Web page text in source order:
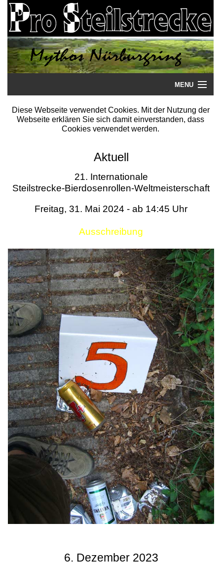
MENU
Startseite
Literatur
Termine
Diese Webseite verwendet Cookies. Mit der Nutzung der
Webseite erklären Sie sich damit einverstanden, dass
Cookies verwendet werden.
Aktuell
21. Internationale
Steilstrecke-Bierdosenrollen-Weltmeisterschaft
Freitag, 31. Mai 2024 - ab 14:45 Uhr
Ausschreibung
6. Dezember 2023